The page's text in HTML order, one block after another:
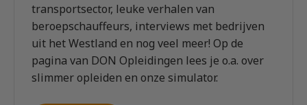
transportsector, leuke verhalen van
beroepschauffeurs, interviews met bedrijven
uit het Westland en nog veel meer! Op de
pagina van DON Opleidingen lees je o.a. over
slimmer opleiden en onze simulator.